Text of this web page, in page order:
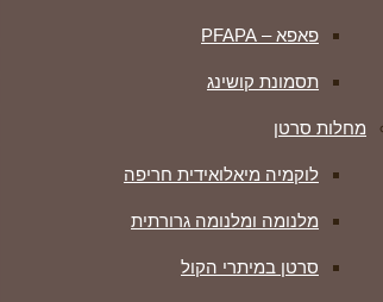
פאפא – PFAPA
תסמונת קושינג
מחלות סרטן
לוקמיה מיאלואידית חריפה
מלנומה ומלנומה גרורתית
סרטן במיתרי הקול